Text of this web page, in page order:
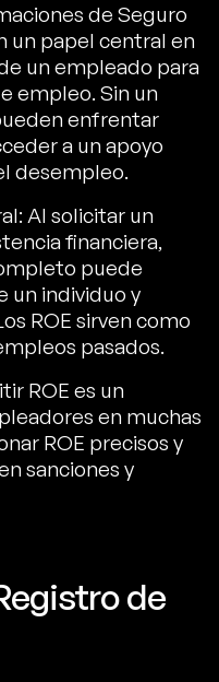
de Seguro
un papel central en
un empleado para
empleo. Sin un
enfrentar
a un apoyo
desempleo.
Al solicitar un
financiera,
puede
un individuo y
ROE sirven como
pasados.
ROE es un
en muchas
ROE precisos y
sanciones y
de